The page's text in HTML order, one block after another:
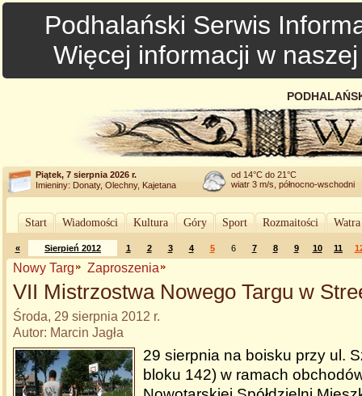
Podhalański Serwis
Więcej informacji w
Piątek, 7 sierpnia 2026 r.
Imieniny: Donaty, Olechny, Kajetana
od 14°C do 21°C
wiatr 3 m/s, północno-wschodni
Start Wiadomości Kultura Góry Sport Rozmaitości
« Sierpień 2012 1 2 3 4 5 6 7 8 9 10 11
Nowy Targ Zaproszenia
VII Mistrzostwa Nowego Targu w
Środa, 29 sierpnia 2012 r.
Autor: Marcin Jagła
29 sierpnia na boisku przy ul.
bloku 142) w ramach